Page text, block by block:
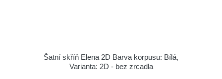
Šatní skříň Elena 2D Barva korpusu: Bílá,
Varianta: 2D - bez zrcadla